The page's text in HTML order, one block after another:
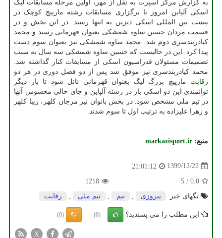
به گزارش مرکز اسپرت به نقل از مهر، اولین مرحله مسابقات لیگ
اسکی آلپاین امروز با برگزاری مسابقات رشته مارپیچ کوچک در
پیست بین المللی اسکی دیزین به انتها رسید. در این بخش و در
قسمت مردان حسین ساوه شمشکی بعنوان قهرمانی رسید و محمد
کیادربندسری دوم شد. محمد ساوه شمشکی نیز بعنوان سوم دست
پیدا کرد. این در حالیست که حسین ساوه شمشکی سه سال به سبب
تصمیمات مسئولان فدراسیون اسکی از مسابقات کنار گذاشته شد.
محمد کیادربندسری نیز موفق شد پس از دو فصل دوری در هر دو
رقابت مارپیچ بزرگ لیگ بعنوان قهرمانی نائل شود تا بار دیگر
توانمندی این دو اسکی باز در رشته آلپاین و جای خالی محسوس آنها
در تیم ملی مشخص شود. در بخش بانوان نیز مرجان کلهر، زیبا کلهر
و زهرا علیزاده به ترتیب اول تا سوم شدند.
منبع: markazisport.ir
1399/12/22
21:01:12
0.0
/
5
1218
تگهای خبر:
پیروزی تیم تیم ملی رقابت
این مطلب را می پسندید؟ (0)
(0)
X